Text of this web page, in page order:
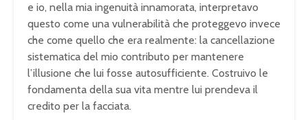
e io, nella mia ingenuità innamorata, interpretavo
questo come una vulnerabilità che proteggevo invece
che come quello che era realmente: la cancellazione
sistematica del mio contributo per mantenere
l’illusione che lui fosse autosufficiente. Costruivo le
fondamenta della sua vita mentre lui prendeva il
credito per la facciata.